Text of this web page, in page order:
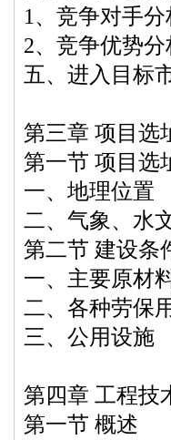
1、竞争对手分
2、竞争优势分
五、进入目标
第三章 项目选
第一节 项目选
一、地理位置
二、气象、水
第二节 建设条
一、主要原材
二、各种劳保
三、公用设施
第四章 工程技
第一节 概述